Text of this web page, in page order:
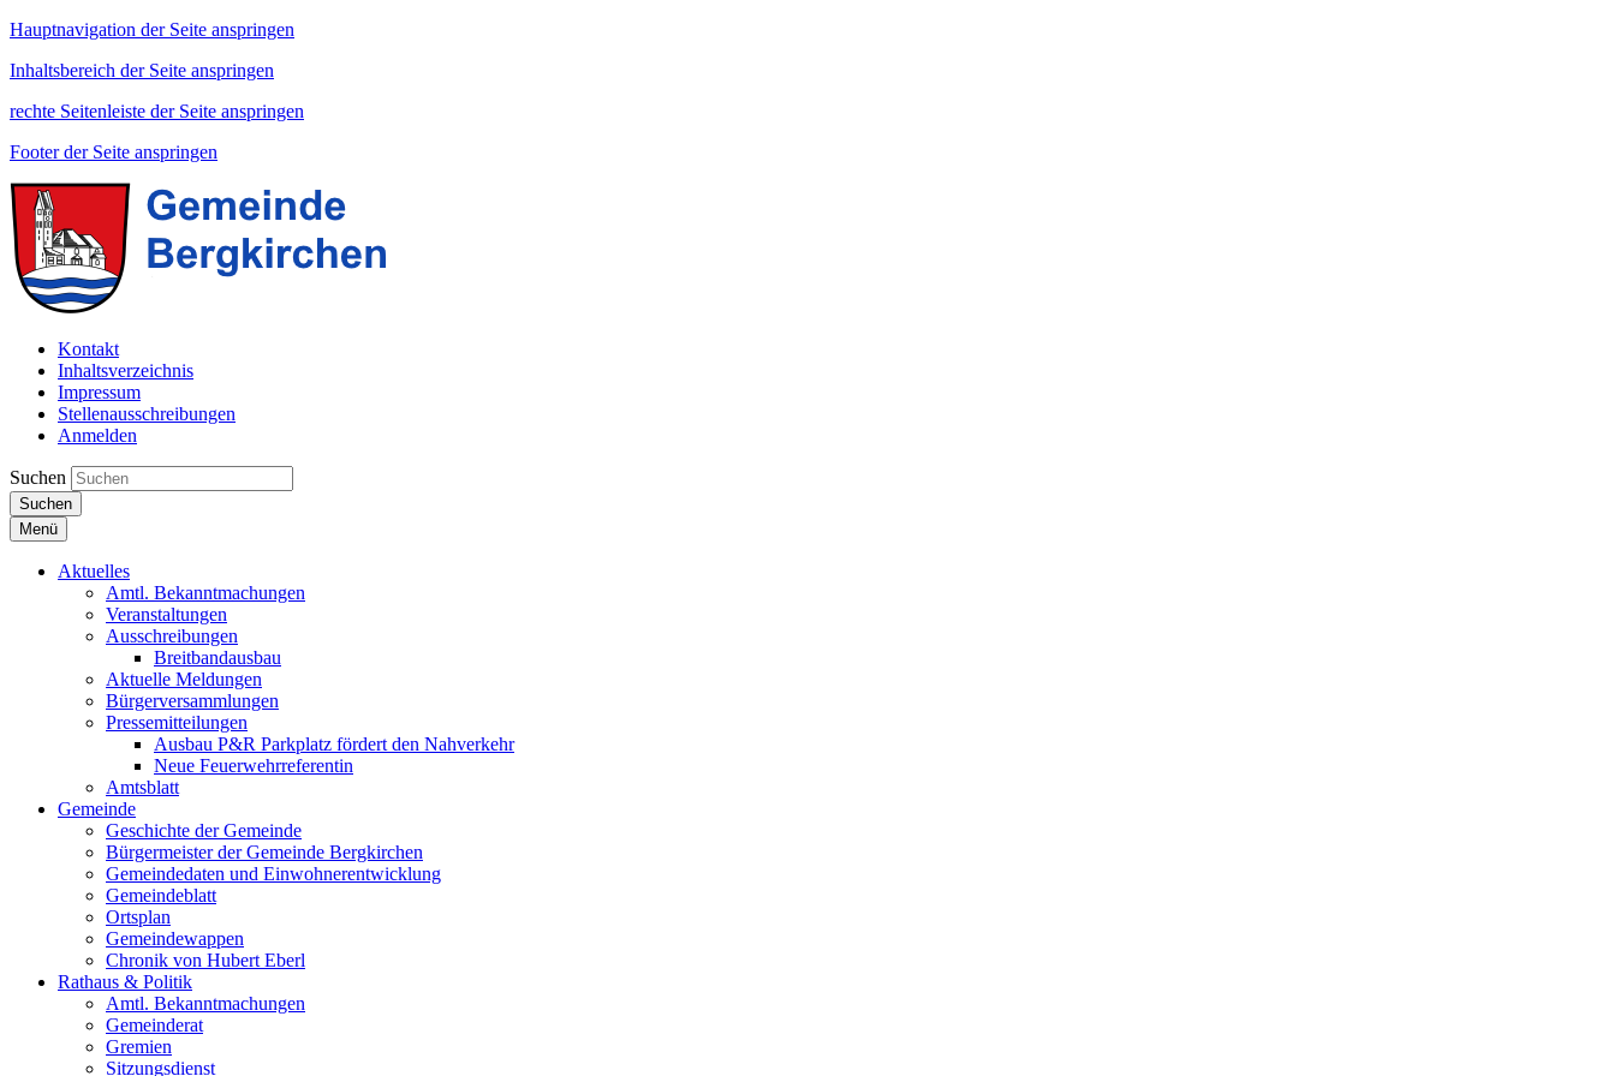
Hauptnavigation der Seite anspringen
Inhaltsbereich der Seite anspringen
rechte Seitenleiste der Seite anspringen
Footer der Seite anspringen
Kontakt
Inhaltsverzeichnis
Impressum
Stellenausschreibungen
Anmelden
Suchen
Suchen
Menü
Aktuelles
Amtl. Bekanntmachungen
Veranstaltungen
Ausschreibungen
Breitbandausbau
Aktuelle Meldungen
Bürgerversammlungen
Pressemitteilungen
Ausbau P&R Parkplatz fördert den Nahverkehr
Neue Feuerwehrreferentin
Amtsblatt
Gemeinde
Geschichte der Gemeinde
Bürgermeister der Gemeinde Bergkirchen
Gemeindedaten und Einwohnerentwicklung
Gemeindeblatt
Ortsplan
Gemeindewappen
Chronik von Hubert Eberl
Rathaus & Politik
Amtl. Bekanntmachungen
Gemeinderat
Gremien
Sitzungsdienst